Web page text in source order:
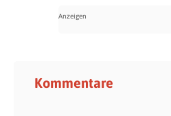
Kommentare